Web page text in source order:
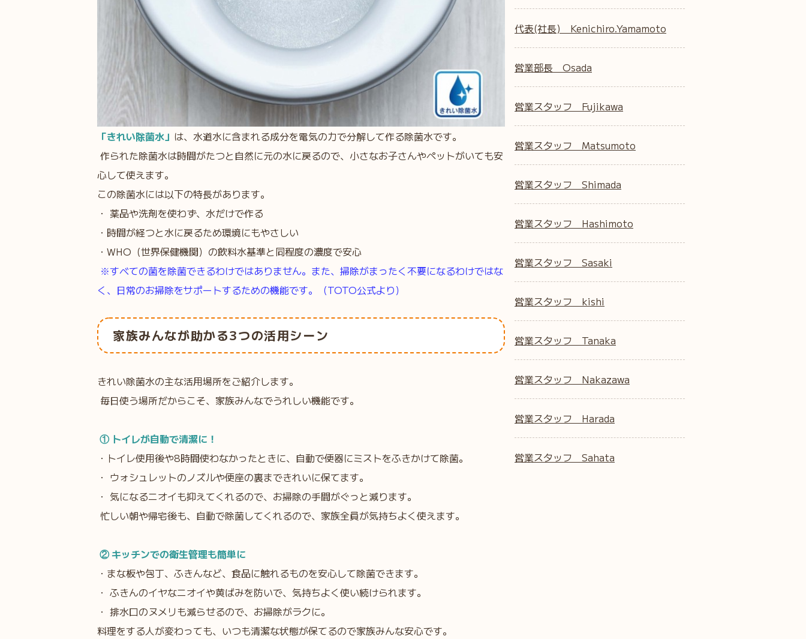
「きれい除菌水」 は、水道水に含まれる成分を電気の力で分解して作る除菌水です。
作られた除菌水は時間がたつと自然に元の水に戻るので、小さなお子さんやペットがいても安
心して使えます。
この除菌水には以下の特長があります。
・ 薬品や洗剤を使わず、水だけで作る
・時間が経つと水に戻るため環境にもやさしい
・WHO（世界保健機関）の飲料水基準と同程度の濃度で安心
※すべての菌を除菌できるわけではありません。また、掃除がまったく不要になるわけではな
く、日常のお掃除をサポートするための機能です。（TOTO公式より）
家族みんなが助かる3つの活用シーン
きれい除菌水の主な活用場所をご紹介します。
毎日使う場所だからこそ、家族みんなでうれしい機能です。
① トイレが自動で清潔に！
・トイレ使用後や8時間使わなかったときに、自動で便器にミストをふきかけて除菌。
・ ウォシュレットのノズルや便座の裏まできれいに保てます。
・ 気になるニオイも抑えてくれるので、お掃除の手間がぐっと減ります。
忙しい朝や帰宅後も、自動で除菌してくれるので、家族全員が気持ちよく使えます。
② キッチンでの衛生管理も簡単に
・まな板や包丁、ふきんなど、食品に触れるものを安心して除菌できます。
・ ふきんのイヤなニオイや黄ばみを防いで、気持ちよく使い続けられます。
・ 排水口のヌメリも減らせるので、お掃除がラクに。
料理をする人が変わっても、いつも清潔な状態が保てるので家族みんな安心です。
代表(社長) Kenichiro.Yamamoto
営業部長 Osada
営業スタッフ Fujikawa
営業スタッフ Matsumoto
営業スタッフ Shimada
営業スタッフ Hashimoto
営業スタッフ Sasaki
営業スタッフ kishi
営業スタッフ Tanaka
営業スタッフ Nakazawa
営業スタッフ Harada
営業スタッフ Sahata